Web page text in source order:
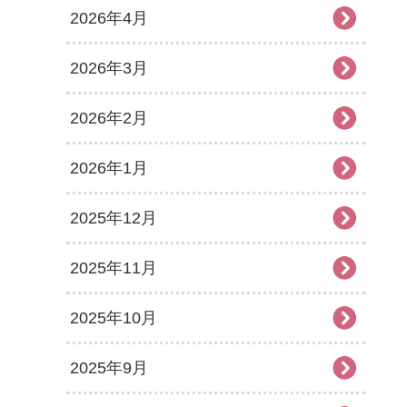
2026年4月
2026年3月
2026年2月
2026年1月
2025年12月
2025年11月
2025年10月
2025年9月